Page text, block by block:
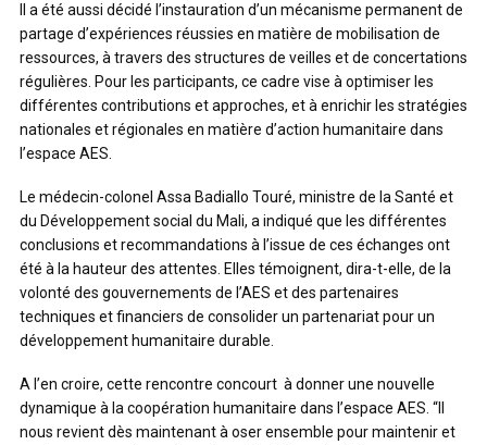
Il a été aussi décidé l’instauration d’un mécanisme permanent de
partage d’expériences réussies en matière de mobilisation de
ressources, à travers des structures de veilles et de concertations
régulières. Pour les participants, ce cadre vise à optimiser les
différentes contributions et approches, et à enrichir les stratégies
nationales et régionales en matière d’action humanitaire dans
l’espace AES.
Le médecin-colonel Assa Badiallo Touré, ministre de la Santé et
du Développement social du Mali, a indiqué que les différentes
conclusions et recommandations à l’issue de ces échanges ont
été à la hauteur des attentes. Elles témoignent, dira-t-elle, de la
volonté des gouvernements de l’AES et des partenaires
techniques et financiers de consolider un partenariat pour un
développement humanitaire durable.
A l’en croire, cette rencontre concourt à donner une nouvelle
dynamique à la coopération humanitaire dans l’espace AES. “Il
nous revient dès maintenant à oser ensemble pour maintenir et